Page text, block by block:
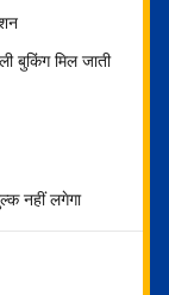
बुकिंग मिल जाती
नहीं लगेगा